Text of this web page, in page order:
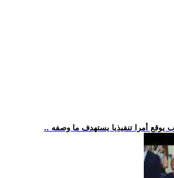
يوقع أمرا تنفيذيا يستهدف ما وصفه